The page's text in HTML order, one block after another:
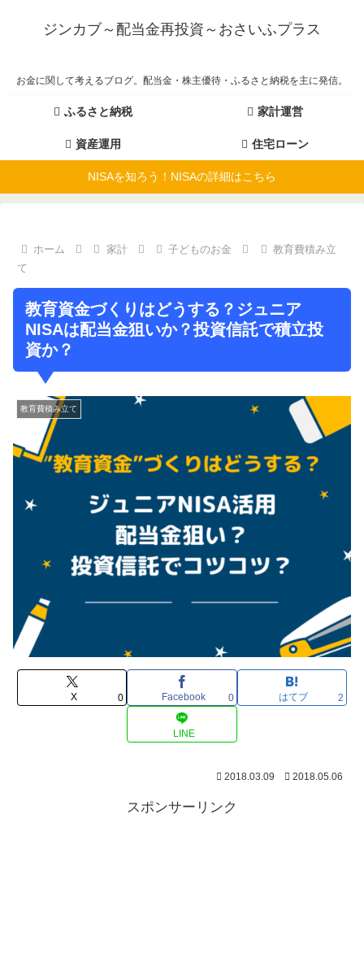
ジンカブ～配当金再投資～おさいふプラス
お金に関して考えるブログ。配当金・株主優待・ふるさと納税を主に発信。
ふるさと納税 家計運営
資産運用 住宅ローン
NISAを知ろう！NISAの詳細はこちら
ホーム 家計 子どものお金
教育費積み立
て
教育資金づくりはどうする？ジュニア
NISAは配当金狙いか？投資信託で積立投
資か？
教育費積み立て
X 0 Facebook 0 はてブ 2
LINE
2018.03.09 2018.05.06
スポンサーリンク